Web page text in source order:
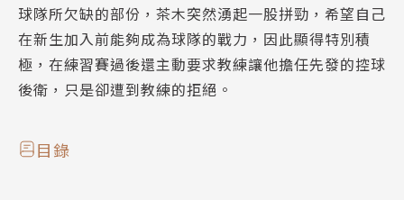
球隊所欠缺的部份，茶木突然湧起一股拼勁，希望自己
在新生加入前能夠成為球隊的戰力，因此顯得特別積
極，在練習賽過後還主動要求教練讓他擔任先發的控球
後衛，只是卻遭到教練的拒絕。
目錄